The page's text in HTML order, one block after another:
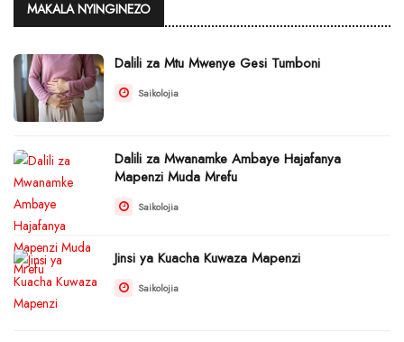
MAKALA NYINGINEZO
Dalili za Mtu Mwenye Gesi Tumboni
Saikolojia
Dalili za Mwanamke Ambaye Hajafanya
Mapenzi Muda Mrefu
Saikolojia
Jinsi ya Kuacha Kuwaza Mapenzi
Saikolojia